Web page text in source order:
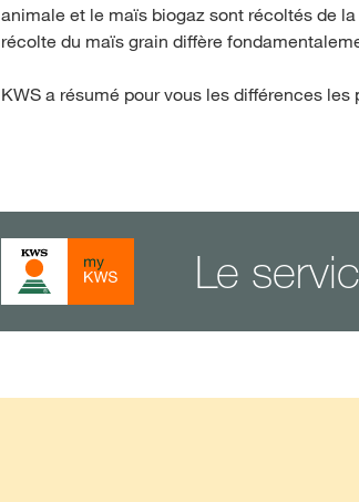
animale et le maïs biogaz sont récoltés de
récolte du maïs grain diffère
KWS a résumé pour vous les différences les
Le